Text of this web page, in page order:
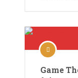
Game